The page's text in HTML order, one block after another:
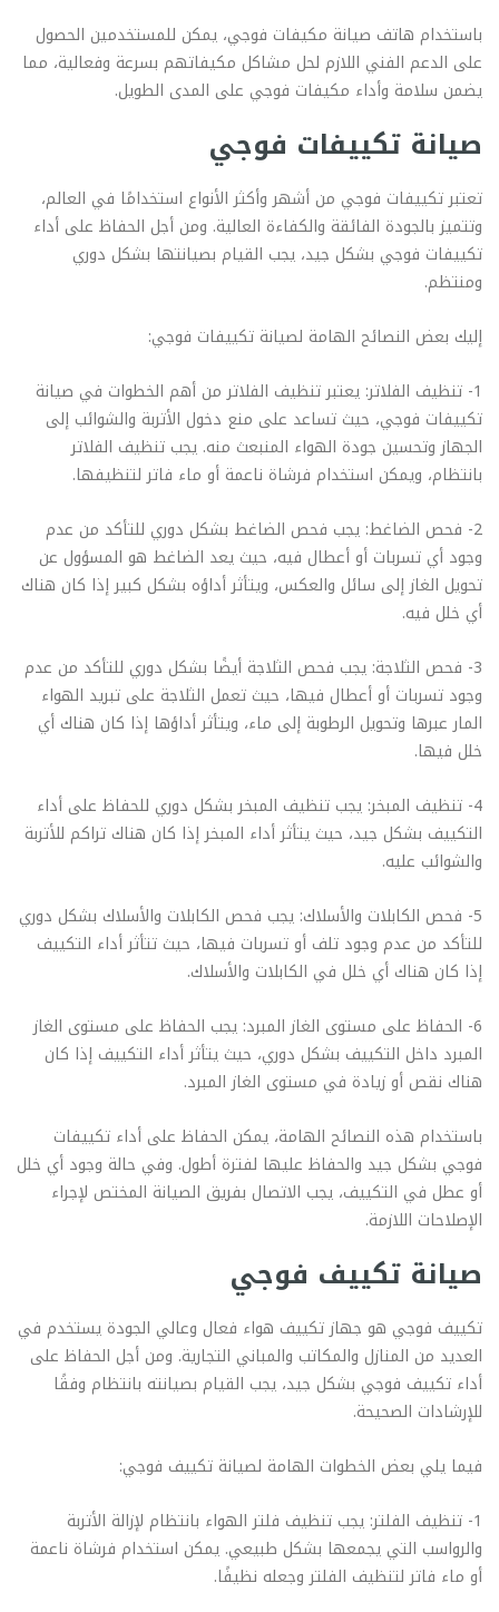
باستخدام هاتف صيانة مكيفات فوجي، يمكن للمستخدمين الحصول
على الدعم الفني اللازم لحل مشاكل مكيفاتهم بسرعة وفعالية، مما
يضمن سلامة وأداء مكيفات فوجي على المدى الطويل.
صيانة تكييفات فوجي
تعتبر تكييفات فوجي من أشهر وأكثر الأنواع استخدامًا في العالم،
وتتميز بالجودة الفائقة والكفاءة العالية. ومن أجل الحفاظ على أداء
تكييفات فوجي بشكل جيد، يجب القيام بصيانتها بشكل دوري
ومنتظم.
إليك بعض النصائح الهامة لصيانة تكييفات فوجي:
1- تنظيف الفلاتر: يعتبر تنظيف الفلاتر من أهم الخطوات في صيانة
تكييفات فوجي، حيث تساعد على منع دخول الأتربة والشوائب إلى
الجهاز وتحسين جودة الهواء المنبعث منه. يجب تنظيف الفلاتر
بانتظام، ويمكن استخدام فرشاة ناعمة أو ماء فاتر لتنظيفها.
2- فحص الضاغط: يجب فحص الضاغط بشكل دوري للتأكد من عدم
وجود أي تسربات أو أعطال فيه، حيث يعد الضاغط هو المسؤول عن
تحويل الغاز إلى سائل والعكس، ويتأثر أداؤه بشكل كبير إذا كان هناك
أي خلل فيه.
3- فحص الثلاجة: يجب فحص الثلاجة أيضًا بشكل دوري للتأكد من عدم
وجود تسربات أو أعطال فيها، حيث تعمل الثلاجة على تبريد الهواء
المار عبرها وتحويل الرطوبة إلى ماء، ويتأثر أداؤها إذا كان هناك أي
خلل فيها.
4- تنظيف المبخر: يجب تنظيف المبخر بشكل دوري للحفاظ على أداء
التكييف بشكل جيد، حيث يتأثر أداء المبخر إذا كان هناك تراكم للأتربة
والشوائب عليه.
5- فحص الكابلات والأسلاك: يجب فحص الكابلات والأسلاك بشكل دوري
للتأكد من عدم وجود تلف أو تسربات فيها، حيث تتأثر أداء التكييف
إذا كان هناك أي خلل في الكابلات والأسلاك.
6- الحفاظ على مستوى الغاز المبرد: يجب الحفاظ على مستوى الغاز
المبرد داخل التكييف بشكل دوري، حيث يتأثر أداء التكييف إذا كان
هناك نقص أو زيادة في مستوى الغاز المبرد.
باستخدام هذه النصائح الهامة، يمكن الحفاظ على أداء تكييفات
فوجي بشكل جيد والحفاظ عليها لفترة أطول. وفي حالة وجود أي خلل
أو عطل في التكييف، يجب الاتصال بفريق الصيانة المختص لإجراء
الإصلاحات اللازمة.
صيانة تكييف فوجي
تكييف فوجي هو جهاز تكييف هواء فعال وعالي الجودة يستخدم في
العديد من المنازل والمكاتب والمباني التجارية. ومن أجل الحفاظ على
أداء تكييف فوجي بشكل جيد، يجب القيام بصيانته بانتظام وفقًا
للإرشادات الصحيحة.
فيما يلي بعض الخطوات الهامة لصيانة تكييف فوجي:
1- تنظيف الفلتر: يجب تنظيف فلتر الهواء بانتظام لإزالة الأتربة
والرواسب التي يجمعها بشكل طبيعي. يمكن استخدام فرشاة ناعمة
أو ماء فاتر لتنظيف الفلتر وجعله نظيفًا.